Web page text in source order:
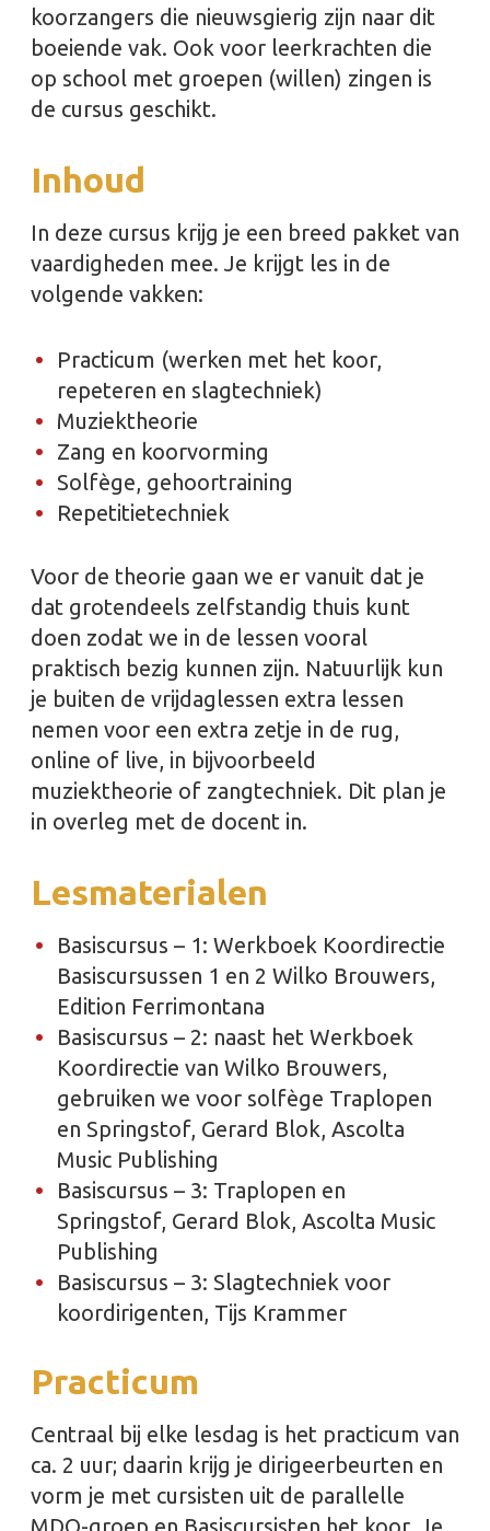
koorzangers die nieuwsgierig zijn naar dit
boeiende vak. Ook voor leerkrachten die
op school met groepen (willen) zingen is
de cursus geschikt.
Inhoud
In deze cursus krijg je een breed pakket van
vaardigheden mee. Je krijgt les in de
volgende vakken:
Practicum (werken met het koor,
repeteren en slagtechniek)
Muziektheorie
Zang en koorvorming
Solfège, gehoortraining
Repetitietechniek
Voor de theorie gaan we er vanuit dat je
dat grotendeels zelfstandig thuis kunt
doen zodat we in de lessen vooral
praktisch bezig kunnen zijn. Natuurlijk kun
je buiten de vrijdaglessen extra lessen
nemen voor een extra zetje in de rug,
online of live, in bijvoorbeeld
muziektheorie of zangtechniek. Dit plan je
in overleg met de docent in.
Lesmaterialen
Basiscursus – 1: Werkboek Koordirectie
Basiscursussen 1 en 2 Wilko Brouwers,
Edition Ferrimontana
Basiscursus – 2: naast het Werkboek
Koordirectie van Wilko Brouwers,
gebruiken we voor solfège Traplopen
en Springstof, Gerard Blok, Ascolta
Music Publishing
Basiscursus – 3: Traplopen en
Springstof, Gerard Blok, Ascolta Music
Publishing
Basiscursus – 3: Slagtechniek voor
koordirigenten, Tijs Krammer
Practicum
Centraal bij elke lesdag is het practicum van
ca. 2 uur; daarin krijg je dirigeerbeurten en
vorm je met cursisten uit de parallelle